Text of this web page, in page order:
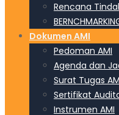
Rencana
Dokumen AMI
Pedoman AMI
Agenda dan
Surat Tugas
Sertifikat
Instrumen AMI